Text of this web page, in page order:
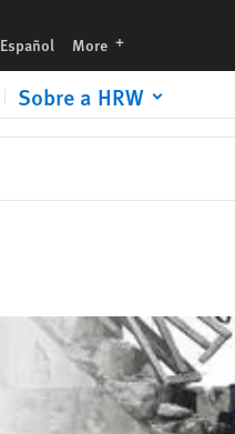
Español More languages
Sobre a HRW